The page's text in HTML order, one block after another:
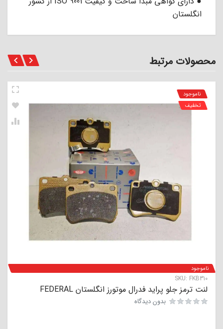
انگلستان
محصولات مرتبط
ناموجود
SKU: FKB310
ناموجود
تخفیف
لنت ترمز جلو پراید فدرال موتورز انگلستان FEDERAL
بدون دیدگاه